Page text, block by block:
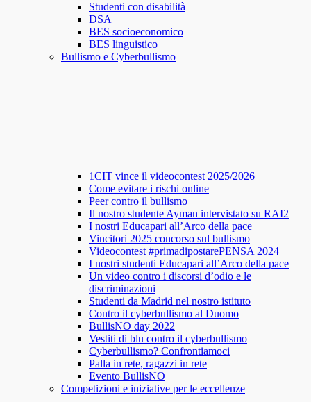
Studenti con disabilità
DSA
BES socioeconomico
BES linguistico
Bullismo e Cyberbullismo
1CIT vince il videocontest 2025/2026
Come evitare i rischi online
Peer contro il bullismo
Il nostro studente Ayman intervistato su RAI2
I nostri Educapari all’Arco della pace
Vincitori 2025 concorso sul bullismo
Videocontest #primadipostarePENSA 2024
I nostri studenti Educapari all’Arco della pace
Un video contro i discorsi d’odio e le
discriminazioni
Studenti da Madrid nel nostro istituto
Contro il cyberbullismo al Duomo
BullisNO day 2022
Vestiti di blu contro il cyberbullismo
Cyberbullismo? Confrontiamoci
Palla in rete, ragazzi in rete
Evento BullisNO
Competizioni e iniziative per le eccellenze